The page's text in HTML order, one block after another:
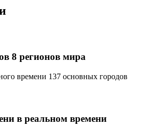
8 регионов мира
времени 137 основных городов
в реальном времени